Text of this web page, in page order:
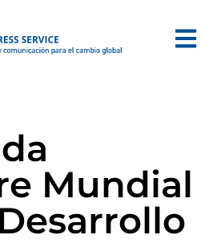
Mundial